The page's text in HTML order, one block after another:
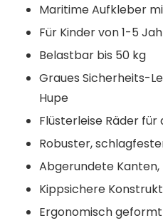
Maritime Aufkleber
Für Kinder von 1-5
Belastbar bis 50 kg
Graues Sicherheits-
Hupe
Flüsterleise Räder
Robuster,
Abgerundete
Kippsichere
Ergonomisch